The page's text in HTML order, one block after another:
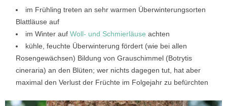
im Frühling treten an sehr warmen Überwinterungsorten
Blattläuse auf
im Winter auf Woll- und Schmierläuse achten
kühle, feuchte Überwinterung fördert (wie bei allen
Rosengewächsen) Bildung von Grauschimmel (Botrytis
cineraria) an den Blüten; wer nichts dagegen tut, hat aber
maximal den Verlust der Früchte im Folgejahr zu befürchten